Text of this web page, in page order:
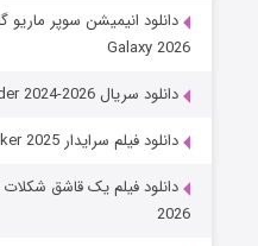
Galaxy 2026
دانلود سریال Avatar: The Last Airbender 2024-2026
دانلود فیلم سرایدار The Caretaker 2025
2026